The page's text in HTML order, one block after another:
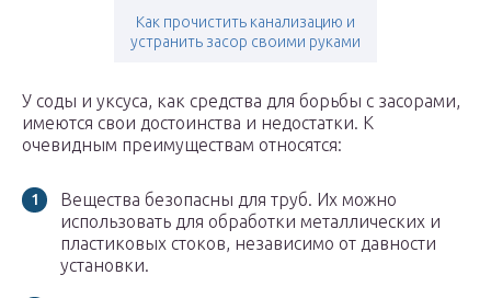
Как прочистить канализацию и
устранить засор своими руками
У соды и уксуса, как средства для борьбы с засорами,
имеются свои достоинства и недостатки. К
очевидным преимуществам относятся:
Вещества безопасны для труб. Их можно
использовать для обработки металлических и
пластиковых стоков, независимо от давности
установки.